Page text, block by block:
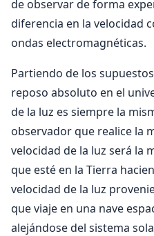
de observar de forma
diferencia en la velocidad
ondas electromagnéticas.
Partiendo de los
reposo absoluto en el
de la luz es siempre la
observador que realice la
velocidad de la luz será la
que esté en la Tierra
velocidad de la luz
que viaje en una nave
alejándose del sistema